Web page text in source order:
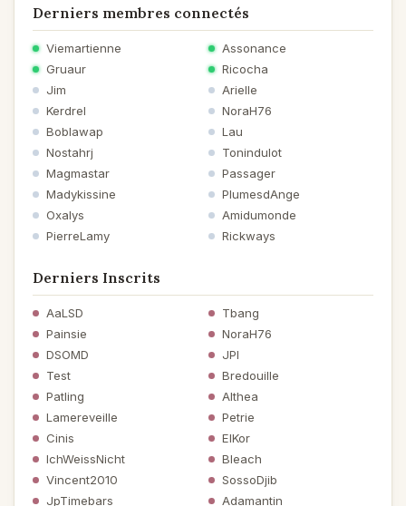
Derniers membres connectés
Viemartienne
Assonance
Gruaur
Ricocha
Jim
Arielle
Kerdrel
NoraH76
Boblawap
Lau
Nostahrj
Tonindulot
Magmastar
Passager
Madykissine
PlumesdAnge
Oxalys
Amidumonde
PierreLamy
Rickways
Derniers Inscrits
AaLSD
Tbang
Painsie
NoraH76
DSOMD
JPI
Test
Bredouille
Patling
Althea
Lamereveille
Petrie
Cinis
ElKor
IchWeissNicht
Bleach
Vincent2010
SossoDjib
JpTimebars
Adamantin